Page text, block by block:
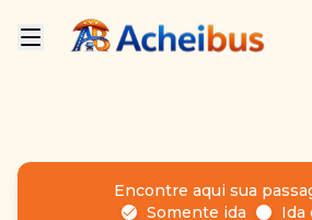
Encontre aqui sua
Somente ida
Ida